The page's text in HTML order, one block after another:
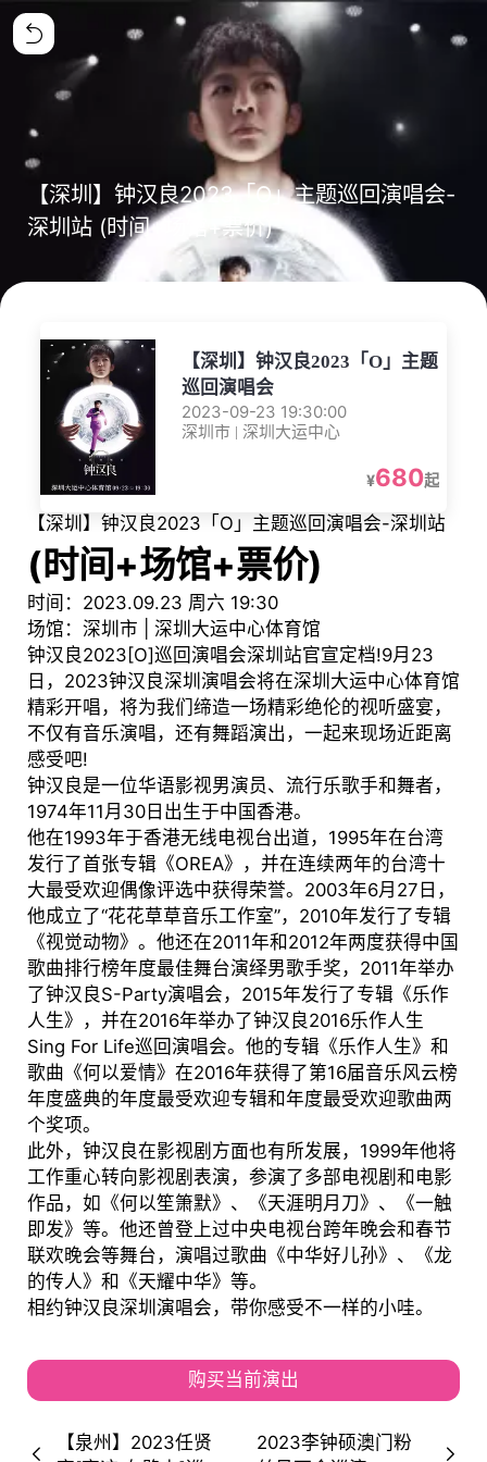
【深圳】钟汉良2023「O」主题巡回演唱会-
深圳站 (时间+场馆+票价)
【深圳】钟汉良2023「O」主题
巡回演唱会
2023-09-23 19:30:00
深圳市 | 深圳大运中心
¥680起
【深圳】钟汉良2023「O」主题巡回演唱会-深圳站
(时间+场馆+票价)
时间：2023.09.23 周六 19:30
场馆：深圳市 | 深圳大运中心体育馆
钟汉良2023[O]巡回演唱会深圳站官宣定档!9月23
日，2023钟汉良深圳演唱会将在深圳大运中心体育馆
精彩开唱，将为我们缔造一场精彩绝伦的视听盛宴，
不仅有音乐演唱，还有舞蹈演出，一起来现场近距离
感受吧!
钟汉良是一位华语影视男演员、流行乐歌手和舞者，
1974年11月30日出生于中国香港。
他在1993年于香港无线电视台出道，1995年在台湾
发行了首张专辑《OREA》，并在连续两年的台湾十
大最受欢迎偶像评选中获得荣誉。2003年6月27日，
他成立了“花花草草音乐工作室”，2010年发行了专辑
《视觉动物》。他还在2011年和2012年两度获得中国
歌曲排行榜年度最佳舞台演绎男歌手奖，2011年举办
了钟汉良S-Party演唱会，2015年发行了专辑《乐作
人生》，并在2016年举办了钟汉良2016乐作人生
Sing For Life巡回演唱会。他的专辑《乐作人生》和
歌曲《何以爱情》在2016年获得了第16届音乐风云榜
年度盛典的年度最受欢迎专辑和年度最受欢迎歌曲两
个奖项。
此外，钟汉良在影视剧方面也有所发展，1999年他将
工作重心转向影视剧表演，参演了多部电视剧和电影
作品，如《何以笙箫默》、《天涯明月刀》、《一触
即发》等。他还曾登上过中央电视台跨年晚会和春节
联欢晚会等舞台，演唱过歌曲《中华好儿孙》、《龙
的传人》和《天耀中华》等。
相约钟汉良深圳演唱会，带你感受不一样的小哇。
购买当前演出
【泉州】2023任贤
2023李钟硕澳门粉